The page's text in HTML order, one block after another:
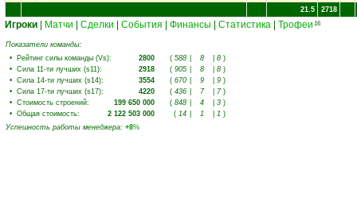
21.5 2718
Игроки Матчи Сделки События Финансы Статистика Трофеи 16
Показатели команды:
• Рейтинг силы команды (Vs): 2800 ( 588 8 8 )
• Сила 11-ти лучших (s11): 2918 ( 905 8 8 )
• Сила 14-ти лучших (s14): 3554 ( 670 9 9 )
• Сила 17-ти лучших (s17): 4220 ( 436 7 7)
• Стоимость строений: 199 650 000 ( 848 4 3 )
• Общая стоимость: 2 122 503 000 ( 14 1 1 )
Успешность работы менеджера: +8%